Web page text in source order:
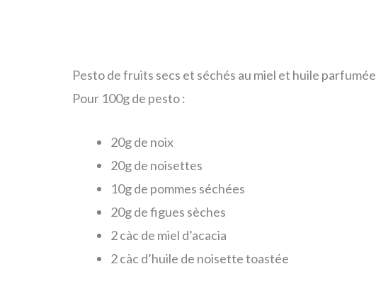
Pesto de fruits secs et séchés au miel et huile parfumée
Pour 100g de pesto :
20g de noix
20g de noisettes
10g de pommes séchées
20g de figues sèches
2 càc de miel d’acacia
2 càc d’huile de noisette toastée